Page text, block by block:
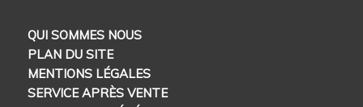
QUI SOMMES NOUS
PLAN DU SITE
MENTIONS LÉGALES
SERVICE APRÈS VENTE